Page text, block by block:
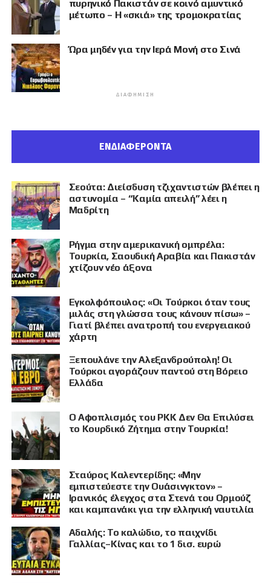
πυρηνικό Πακιστάν σε κοινό αμυντικό
μέτωπο – Η «σκιά» της τρομοκρατίας
Ώρα μηδέν για την Ιερά Μονή στο Σινά
ΔΙΑΦΉΜΙΣΗ
ΕΝΔΙΑΦΕΡΟΝΤΑ
Σεούτα: Διείσδυση τζιχαντιστών βλέπει η
αστυνομία – “Καμία απειλή” λέει η
Μαδρίτη
Ρήγμα στην αμερικανική ομπρέλα:
Τουρκία, Σαουδική Αραβία και Πακιστάν
χτίζουν νέο άξονα
Εγκολφόπουλος: «Οι Τούρκοι όταν τους
μιλάς στη γλώσσα τους κάνουν πίσω» –
Γιατί βλέπει ανατροπή του ενεργειακού
χάρτη
Ξεπουλάνε την Αλεξανδρούπολη! Οι
Τούρκοι αγοράζουν παντού στη Βόρειο
Ελλάδα
Ο Αφοπλισμός του PKK Δεν Θα Επιλύσει
το Κουρδικό Ζήτημα στην Τουρκία!
Σταύρος Καλεντερίδης: «Μην
εμπιστεύεστε την Ουάσινγκτον» –
Ιρανικός έλεγχος στα Στενά του Ορμούζ
και καμπανάκι για την ελληνική ναυτιλία
Αδαλής: Το καλώδιο, το παιχνίδι
Γαλλίας–Κίνας και το 1 δισ. ευρώ